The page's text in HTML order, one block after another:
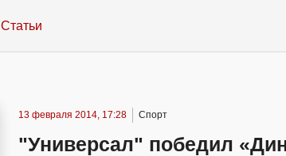
Статьи
13 февраля 2014, 17:28 Спорт
"Универсал" победил